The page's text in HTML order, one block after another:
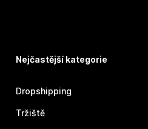
Nejčastější kategorie
Dropshipping
Tržiště